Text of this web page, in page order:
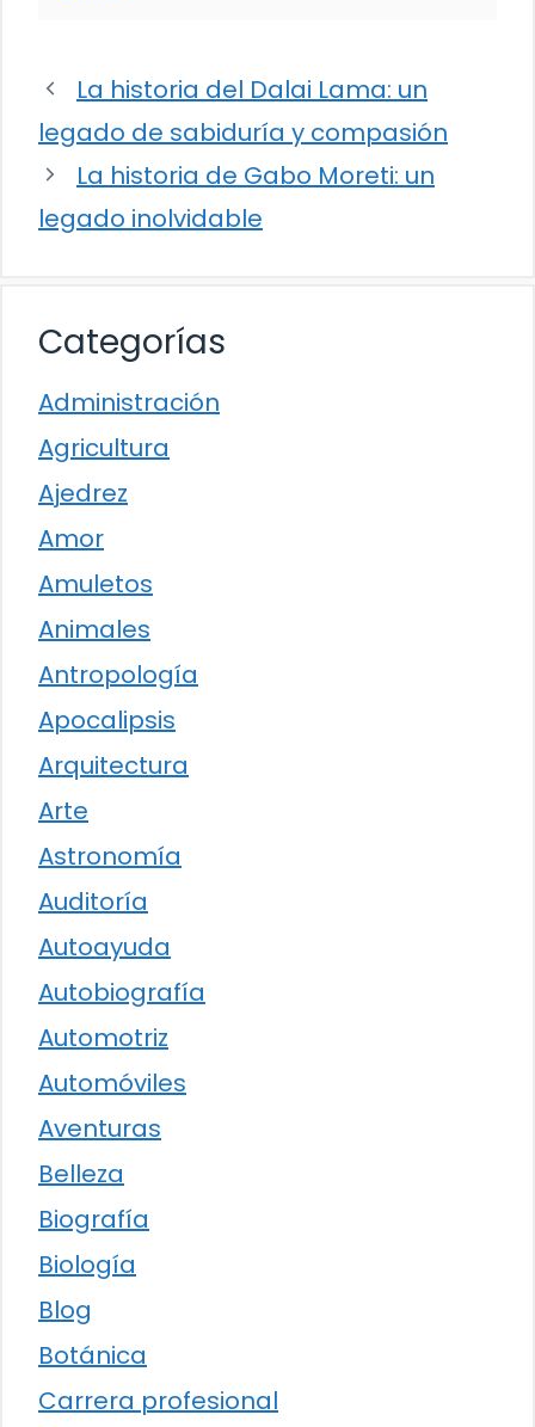
La historia del Dalai Lama: un
legado de sabiduría y compasión
La historia de Gabo Moreti: un
legado inolvidable
Categorías
Administración
Agricultura
Ajedrez
Amor
Amuletos
Animales
Antropología
Apocalipsis
Arquitectura
Arte
Astronomía
Auditoría
Autoayuda
Autobiografía
Automotriz
Automóviles
Aventuras
Belleza
Biografía
Biología
Blog
Botánica
Carrera profesional